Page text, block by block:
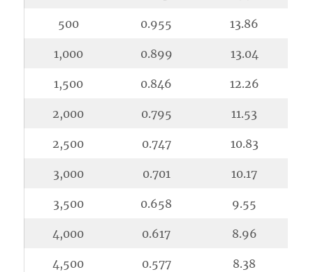
500 0.955 13.86
1,000 0.899 13.04
1,500 0.846 12.26
2,000 0.795 11.53
2,500 0.747 10.83
3,000 0.701 10.17
3,500 0.658 9.55
4,000 0.617 8.96
4,500 0.577 8.38